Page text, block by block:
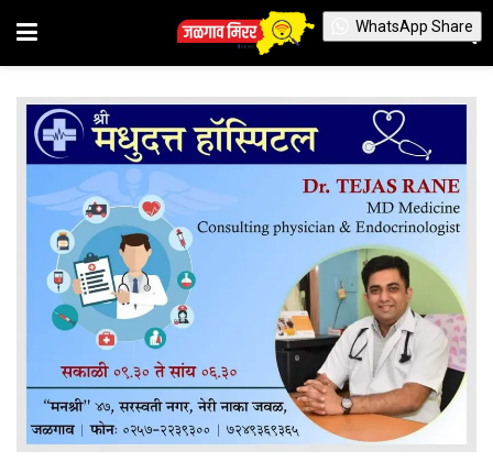
WhatsApp Share